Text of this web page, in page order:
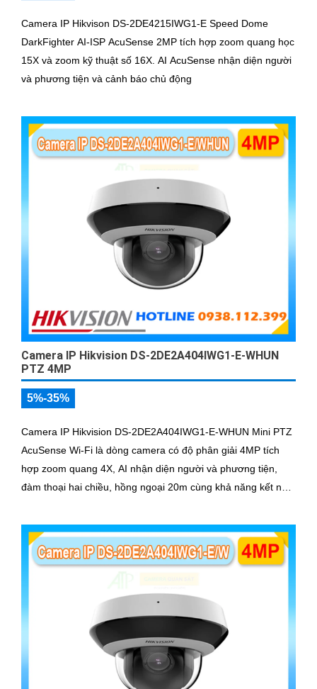
Camera IP Hikvison DS-2DE4215IWG1-E Speed Dome
DarkFighter AI-ISP AcuSense 2MP tích hợp zoom quang học
15X và zoom kỹ thuật số 16X. AI AcuSense nhận diện người
và phương tiện và cảnh báo chủ động
Camera IP Hikvision DS-2DE2A404IWG1-E-WHUN
PTZ 4MP
5%-35%
Camera IP Hikvision DS-2DE2A404IWG1-E-WHUN Mini PTZ
AcuSense Wi-Fi là dòng camera có độ phân giải 4MP tích
hợp zoom quang 4X, AI nhận diện người và phương tiện,
đàm thoại hai chiều, hồng ngoại 20m cùng khả năng kết nối